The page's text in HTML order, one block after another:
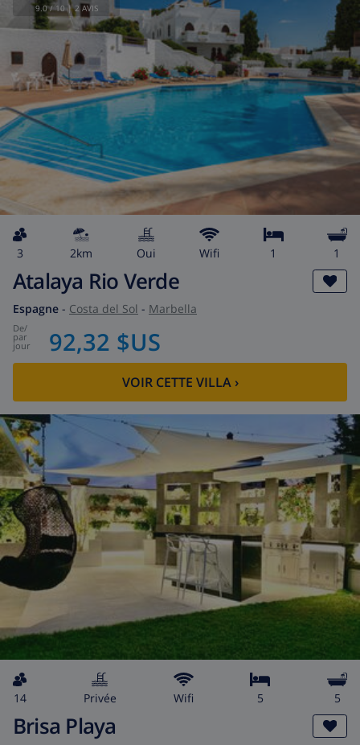
9.0/ 10 |2 AVIS
3 2km Oui wifi 1 1
Atalaya Rio Verde
Espagne - Costa del Sol - Marbella
de/
par
jour 92,32 $US
VOIR CETTE VILLA›
14 privée wifi 5 5
Brisa Playa